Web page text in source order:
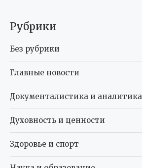
Рубрики
Без рубрики
Главные новости
Документалистика и аналитика
Духовность и ценности
Здоровье и спорт